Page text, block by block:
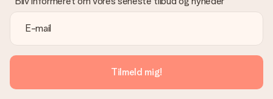
Tilmeld mig!